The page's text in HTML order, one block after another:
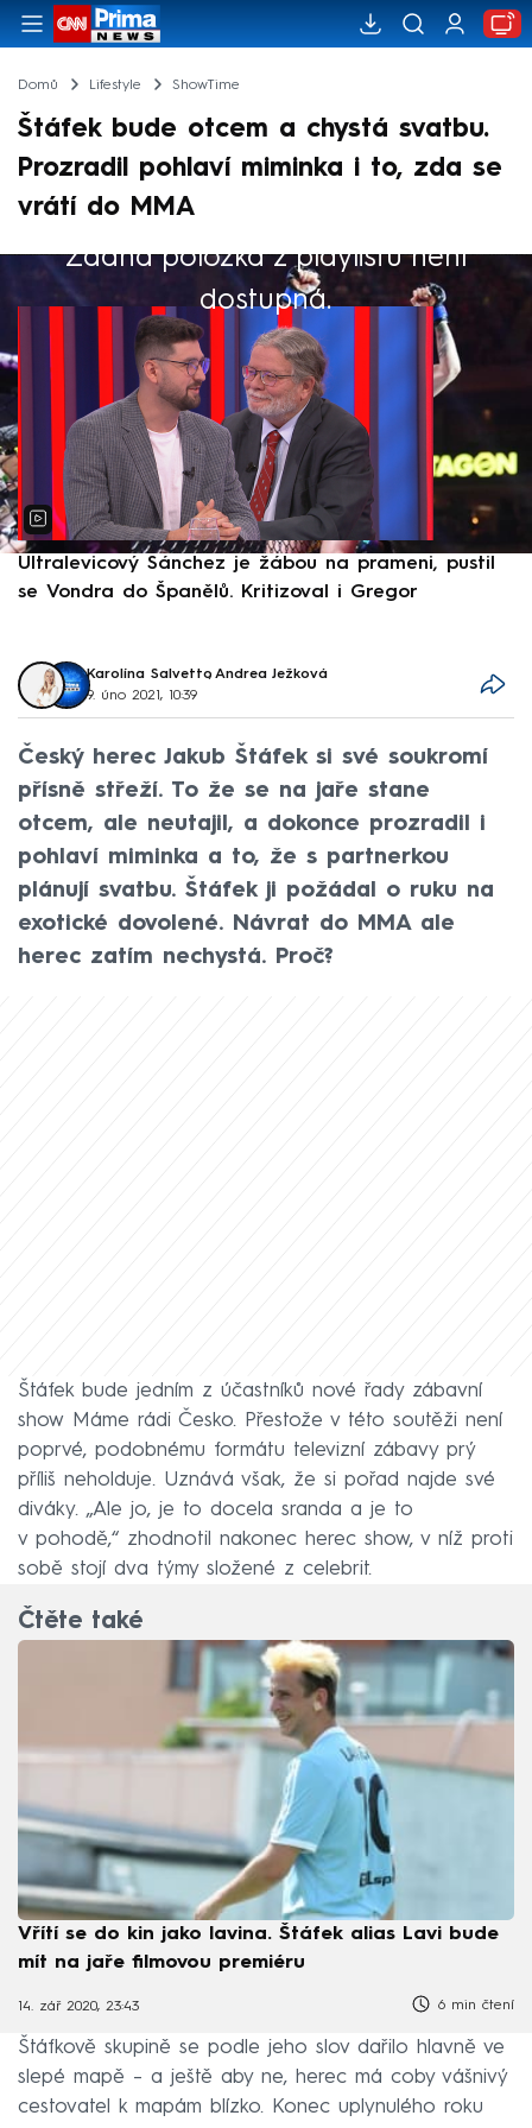
Domů Lifestyle ShowTime
Štáfek bude otcem a chystá svatbu.
Prozradil pohlaví miminka i to, zda se
vrátí do MMA
Žádná položka z playlistu není
dostupná.
Výběr redakce
Ultralevicový Sánchez je žábou na prameni, pustil
se Vondra do Španělů. Kritizoval i Gregor
Karolína Salvetto, Andrea Ježková
9. úno 2021, 10:39
Český herec Jakub Štáfek si své soukromí
přísně střeží. To že se na jaře stane
otcem, ale neutajil, a dokonce prozradil i
pohlaví miminka a to, že s partnerkou
plánují svatbu. Štáfek ji požádal o ruku na
exotické dovolené. Návrat do MMA ale
herec zatím nechystá. Proč?
Štáfek bude jedním z účastníků nové řady zábavní
show Máme rádi Česko. Přestože v této soutěži není
poprvé, podobnému formátu televizní zábavy prý
příliš neholduje. Uznává však, že si pořad najde své
diváky. „Ale jo, je to docela sranda a je to
v pohodě,“ zhodnotil nakonec herec show, v níž proti
sobě stojí dva týmy složené z celebrit.
Čtěte také
Vřítí se do kin jako lavina. Štáfek alias Lavi bude
mít na jaře filmovou premiéru
14. zář 2020, 23:43 6 min čtení
Štáfkově skupině se podle jeho slov dařilo hlavně ve
slepé mapě – a ještě aby ne, herec má coby vášnivý
cestovatel k mapám blízko. Konec uplynulého roku